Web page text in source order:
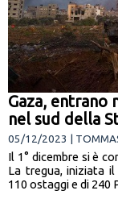
Gaza, entrano
nel sud della
05/12/2023 |
Il 1° dicembre si è
La tregua, iniziata
110 ostaggi e di 240